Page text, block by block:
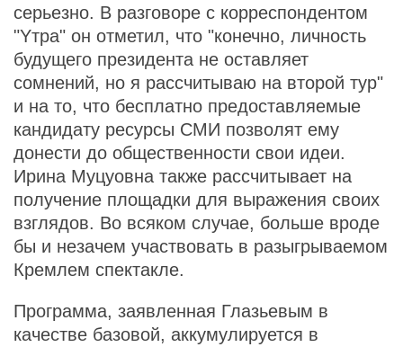
серьезно. В разговоре с корреспондентом
"Yтра" он отметил, что "конечно, личность
будущего президента не оставляет
сомнений, но я рассчитываю на второй тур"
и на то, что бесплатно предоставляемые
кандидату ресурсы СМИ позволят ему
донести до общественности свои идеи.
Ирина Муцуовна также рассчитывает на
получение площадки для выражения своих
взглядов. Во всяком случае, больше вроде
бы и незачем участвовать в разыгрываемом
Кремлем спектакле.
Программа, заявленная Глазьевым в
качестве базовой, аккумулируется в